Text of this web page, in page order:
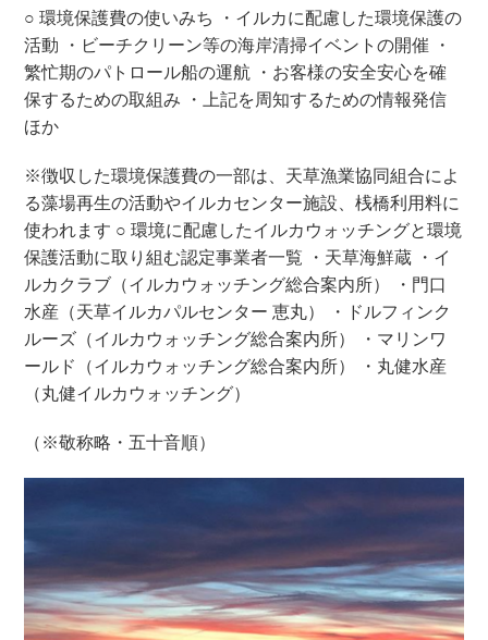
○ 環境保護費の使いみち
・イルカに配慮した環境保護の
活動 ・ビーチクリーン等の海岸清掃イベントの開催 ・
繁忙期のパトロール船の運航 ・お客様の安全安心を確
保するための取組み ・上記を周知するための情報発信
ほか
※徴収した環境保護費の一部は、天草漁業協同組合によ
る藻場再生の活動やイルカセンター施設、桟橋利用料に
使われます ○ 環境に配慮したイルカウォッチングと環境
保護活動に取り組む認定事業者一覧 ・天草海鮮蔵 ・イ
ルカクラブ（イルカウォッチング総合案内所）
・門口
水産（天草イルカパルセンター 恵丸）
・ドルフィンク
ルーズ（イルカウォッチング総合案内所）
・マリンワ
ールド（イルカウォッチング総合案内所）
・丸健水産
（丸健イルカウォッチング）
（※敬称略・五十音順）